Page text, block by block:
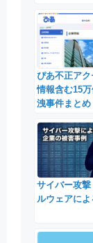
ぴあ不正ア
情報含む15
洩事件まとめ
サイバー攻
ルウェアによ